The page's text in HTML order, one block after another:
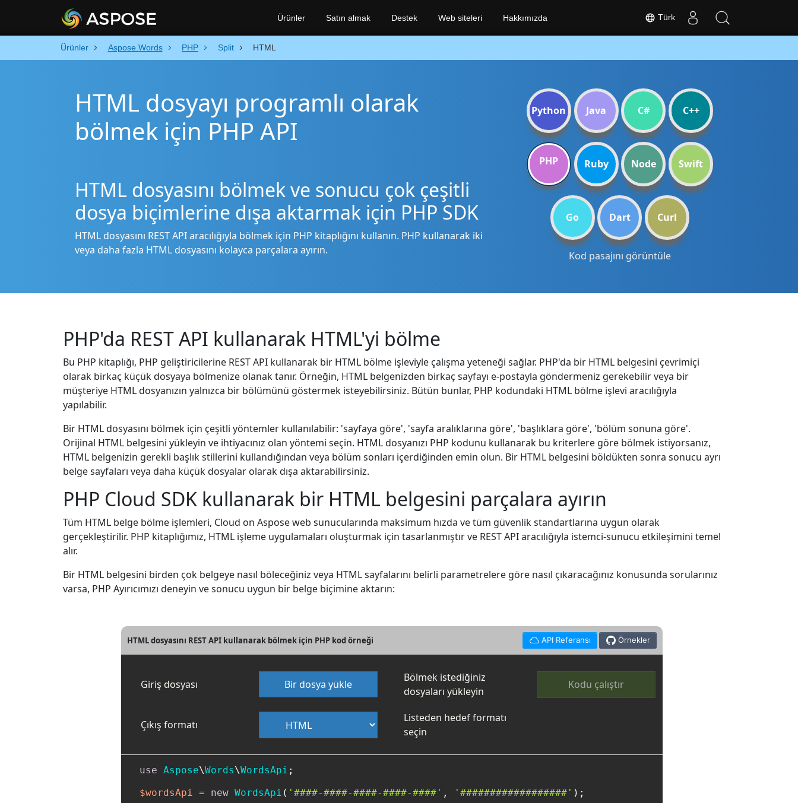
Ürünler Aspose.Words PHP Split HTML
HTML dosyayı programlı olarak
bölmek için PHP API
HTML dosyasını bölmek ve sonucu çok çeşitli
dosya biçimlerine dışa aktarmak için PHP SDK
HTML dosyasını REST API aracılığıyla bölmek için PHP kitaplığını kullanın. PHP kullanarak iki
veya daha fazla HTML dosyasını kolayca parçalara ayırın.
Python Java C# C++
PHP Ruby Node Swift
Go Dart Curl
Kod pasajını görüntüle
PHP'da REST API kullanarak HTML'yi bölme
Bu PHP kitaplığı, PHP geliştiricilerine REST API kullanarak bir HTML bölme işleviyle çalışma yeteneği sağlar. PHP'da bir HTML belgesini çevrimiçi
olarak birkaç küçük dosyaya bölmenize olanak tanır. Örneğin, HTML belgenizden birkaç sayfayı e-postayla göndermeniz gerekebilir veya bir
müşteriye HTML dosyanızın yalnızca bir bölümünü göstermek isteyebilirsiniz. Bütün bunlar, PHP kodundaki HTML bölme işlevi aracılığıyla
yapılabilir.
Bir HTML dosyasını bölmek için çeşitli yöntemler kullanılabilir: 'sayfaya göre', 'sayfa aralıklarına göre', 'başlıklara göre', 'bölüm sonuna göre'.
Orijinal HTML belgesini yükleyin ve ihtiyacınız olan yöntemi seçin. HTML dosyanızı PHP kodunu kullanarak bu kriterlere göre bölmek istiyorsanız,
HTML belgenizin gerekli başlık stillerini kullandığından veya bölüm sonları içerdiğinden emin olun. Bir HTML belgesini böldükten sonra sonucu ayrı
belge sayfaları veya daha küçük dosyalar olarak dışa aktarabilirsiniz.
PHP Cloud SDK kullanarak bir HTML belgesini parçalara ayırın
Tüm HTML belge bölme işlemleri, Cloud on Aspose web sunucularında maksimum hızda ve tüm güvenlik standartlarına uygun olarak
gerçekleştirilir. PHP kitaplığımız, HTML işleme uygulamaları oluşturmak için tasarlanmıştır ve REST API aracılığıyla istemci-sunucu etkileşimini temel
alır.
Bir HTML belgesini birden çok belgeye nasıl böleceğiniz veya HTML sayfalarını belirli parametrelere göre nasıl çıkaracağınız konusunda sorularınız
varsa, PHP Ayırıcımızı deneyin ve sonucu uygun bir belge biçimine aktarın:
HTML dosyasını REST API kullanarak bölmek için PHP kod örneği API Referansı Örnekler
Giriş dosyası Bir dosya yükle
Bölmek istediğiniz
dosyaları yükleyin
Kodu çalıştır
Çıkış formatı
Listeden hedef formatı
seçin
use Aspose\Words\WordsApi ;
$wordsApi = new WordsApi ( '####-####-####-####-####' , '##################' );
Türk
Ürünler Satın almak Destek Web siteleri Hakkımızda